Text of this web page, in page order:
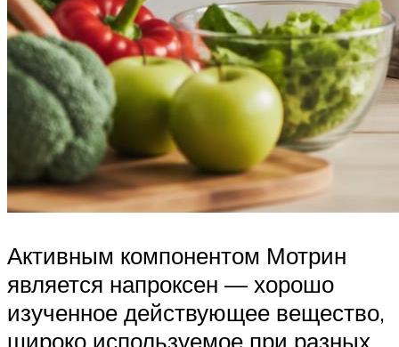
Активным компонентом Мотрин
является напроксен — хорошо
изученное действующее вещество,
широко используемое при разных